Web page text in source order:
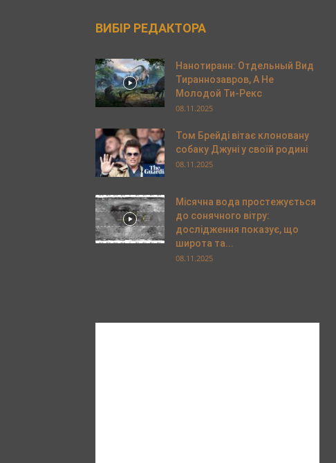
ВИБІР РЕДАКТОРА
Нанотиранн: Отдельный Вид
Тираннозавров, А Не
Молодой Ти-Рекс
08.11.2025
Том Брейді вітає клоновану
собаку Джуні у своїй родині
08.11.2025
Місячна вода простежується
до сонячного вітру:
дослідження показує, що
широта та...
08.11.2025